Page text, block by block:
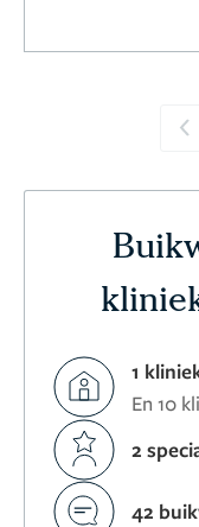
1
En 10
2
42